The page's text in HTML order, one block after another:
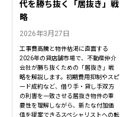
代を勝ち抜く「居抜き」戦
略
2026年3月27日
工事費高騰と物件枯渇に直面する
2026年の貸店舗市場で、不動産仲介
会社が勝ち抜くための「居抜き」戦
略を解説します。初期費用抑制やスピ
ード成約など、借り手・貸し手双方
の利害を一致させる居抜き物件の重
要性を理解しながら、新たな付加価
値を提案できるスペシャリストへの転